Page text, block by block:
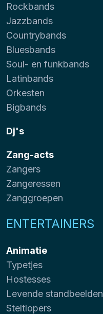
Rockbands
Jazzbands
Countrybands
Bluesbands
Soul- en funkbands
Latinbands
Orkesten
Bigbands
Dj's
Zang-acts
Zangers
Zangeressen
Zanggroepen
ENTERTAINERS
Animatie
Typetjes
Hostesses
Levende standbeelden
Steltlopers